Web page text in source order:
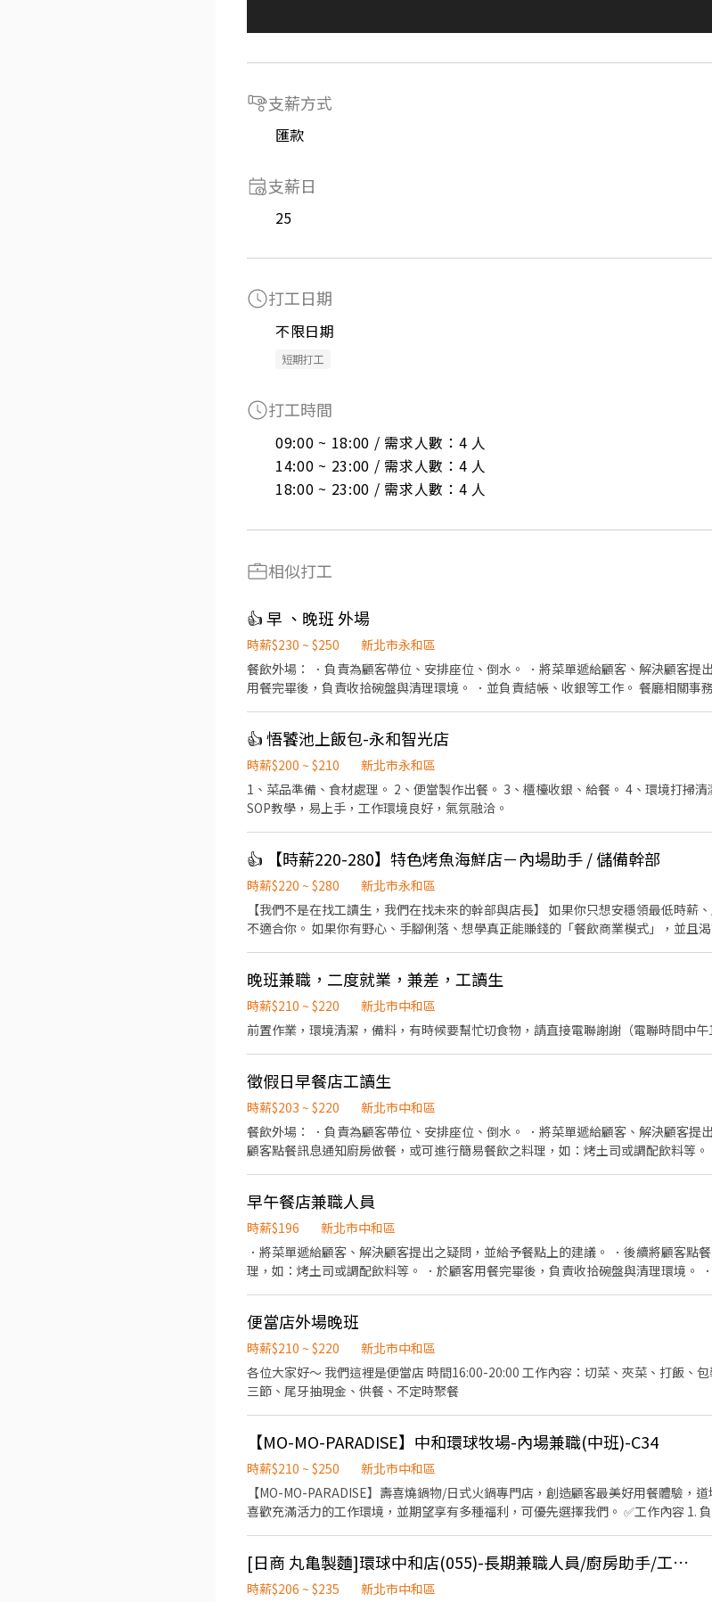
支薪方式
匯款
支薪日
25
打工日期
不限日期
短期打工
打工時間
09:00 ~ 18:00 / 需求人數：4 人
14:00 ~ 23:00 / 需求人數：4 人
18:00 ~ 23:00 / 需求人數：4 人
相似打工
👍 早 、晚班 外場
時薪$230 ~ $250
新北市永和區
餐飲外場： ．負責為顧客帶位、安排座位、倒水。 ．將菜單遞給顧客、解決顧客提
用餐完畢後，負責收拾碗盤與清理環境。 ．並負責結帳、收銀等工作。 餐廳相關事
👍 悟饕池上飯包-永和智光店
時薪$200 ~ $210
新北市永和區
1、菜品準備、食材處理。 2、便當製作出餐。 3、櫃檯收銀、給餐。 4、環境打掃清潔。 5、設
SOP教學，易上手，工作環境良好，氣氛融洽。
👍 【時薪220-280】特色烤魚海鮮店－內場助手 / 儲備幹部
時薪$220 ~ $280
新北市永和區
【我們不是在找工讀生，我們在找未來的幹部與店長】 如果你只想安穩領最低時薪
不適合你。 如果你有野心、手腳俐落、想學真正能賺錢的「餐飲商業模式」，並且
機制（只要你敢拚，老闆絕對敢給）： 起薪 $220/hr： 報到受訓，熟悉標準 SOP。 調薪 $250/hr： 能夠獨立作業、負責開店收
班、並解決客人問題等突發狀況，立刻調薪！ 指揮官 $280/hr + 每日達標現金抽成： 能掌握全場營運、穩定達成每日業績目標，
你不只是員工，你是這家店的現場幹部！ 我們需要你具備的特質： 1.要絕對服從 SOP： 溫度跟時間我們都算好了，你只要像機
器一樣精準執行。 2.抗壓性與節奏感： 週末尖峰時刻訂單會像雪片般飛來，你要能冷靜控場，確保烤爐產能滿載。 3.有企圖心：
願意開口招呼、引導客人注意我們的招牌海鮮。
晚班兼職，二度就業，兼差，工讀生
時薪$210 ~ $220
新北市中和區
前置作業，環境清潔，備料，有時候要幫忙切食物，請直接電聯謝謝（電聯時間中
徵假日早餐店工讀生
時薪$203 ~ $220
新北市中和區
餐飲外場： ．負責為顧客帶位、安排座位、倒水。 ．將菜單遞給顧客、解決顧客提
顧客點餐訊息通知廚房做餐，或可進行簡易餐飲之料理，如：烤土司或調配飲料等
重量。 ．負責擺盤、打包外帶服務。
早午餐店兼職人員
時薪$196
新北市中和區
．將菜單遞給顧客、解決顧客提出之疑問，並給予餐點上的建議。 ．後續將顧客點
理，如：烤土司或調配飲料等。 ．於顧客用餐完畢後，負責收拾碗盤與清理環境。
便當店外場晚班
時薪$210 ~ $220
新北市中和區
各位大家好～ 我們這裡是便當店 時間16:00-20:00 工作內容：切菜、夾菜、打飯、包裝便當
三節、尾牙抽現金、供餐、不定時聚餐
【MO-MO-PARADISE】中和環球牧場-內場兼職(中班)-C34
時薪$210 ~ $250
新北市中和區
【MO-MO-PARADISE】壽喜燒鍋物/日式火鍋專門店，創造顧客最美好用餐體驗，道地日式桌邊服務。 若
喜歡充滿活力的工作環境，並期望享有多種福利，可優先選擇我們。 ✅工作內容 1. 負責食材準備、各項餐點製作 2. 協助進貨清
每月可配合排班時數須達60小時以上。 ✅提供免費溫馨員工餐點、交通便利通勤上
有熱忱的您，加入三澧餐飲集團。
[日商 丸亀製麵]環球中和店(055)-長期兼職人員/廚房助手/工讀生/彈性排班
時薪$206 ~ $235
新北市中和區